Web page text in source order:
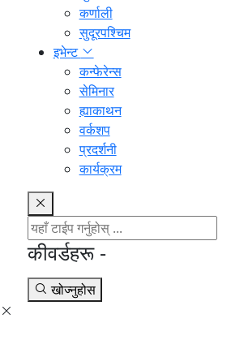
कर्णाली
सुदूरपश्चिम
इभेन्ट
कन्फेरेन्स
सेमिनार
ह्याकाथन
वर्कशप
प्रदर्शनी
कार्यक्रम
कीवर्डहरू -
खोज्नुहोस